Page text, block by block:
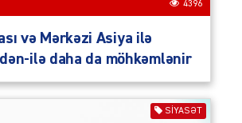
4396
və Mərkəzi Asiya ilə
ilə daha da möhkəmlənir
SIYASƏT